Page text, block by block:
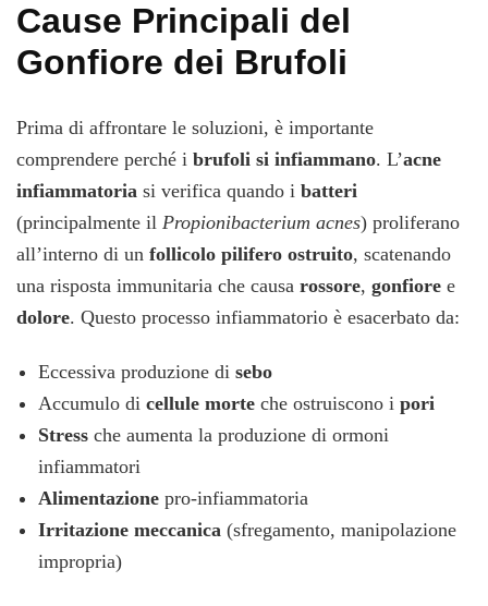
Cause Principali del
Gonfiore dei Brufoli
Prima di affrontare le soluzioni, è importante
comprendere perché i brufoli si infiammano. L’acne
infiammatoria si verifica quando i batteri
(principalmente il Propionibacterium acnes) proliferano
all’interno di un follicolo pilifero ostruito, scatenando
una risposta immunitaria che causa rossore, gonfiore e
dolore. Questo processo infiammatorio è esacerbato da:
Eccessiva produzione di sebo
Accumulo di cellule morte che ostruiscono i pori
Stress che aumenta la produzione di ormoni
infiammatori
Alimentazione pro-infiammatoria
Irritazione meccanica (sfregamento, manipolazione
impropria)